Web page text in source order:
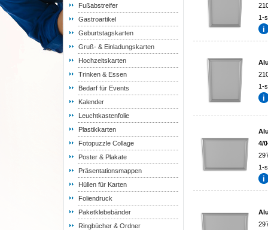
Fußabstreifer
Gastroartikel
Geburtstagskarten
Gruß- & Einladungskarten
Hochzeitskarten
Trinken & Essen
Bedarf für Events
Kalender
Leuchtkastenfolie
Plastikkarten
Fotopuzzle Collage
Poster & Plakate
Präsentationsmappen
Hüllen für Karten
Foliendruck
Paketklebebänder
Ringbücher & Ordner
1-
1-
4/
1-